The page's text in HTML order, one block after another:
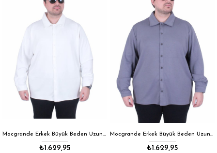
Mocgrande Erkek Büyük Beden Uzun Kollu Gömlek 25727 EKRU
₺1.629,95
Mocgrande Erkek Büyük Beden Uzun Kollu Gömlek 25727 FUME
₺1.629,95